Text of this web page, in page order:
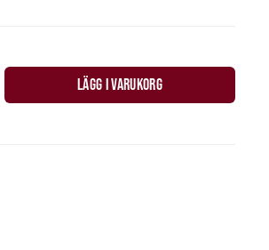
LÄGG I VARUKORG